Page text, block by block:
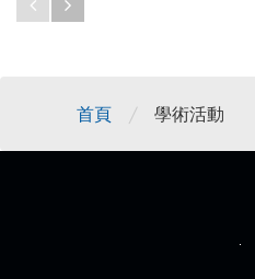
首頁 / 學術活動